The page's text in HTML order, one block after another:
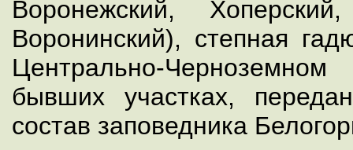
Воронежский,
Воронинский), степная
Центрально-
бывших участках,
состав заповедника